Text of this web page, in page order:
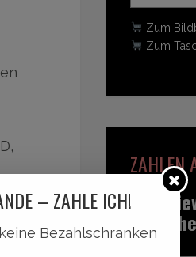
Zum
Zum
ZAHLEN
– ZAHLE ICH!
Bezahlschranken